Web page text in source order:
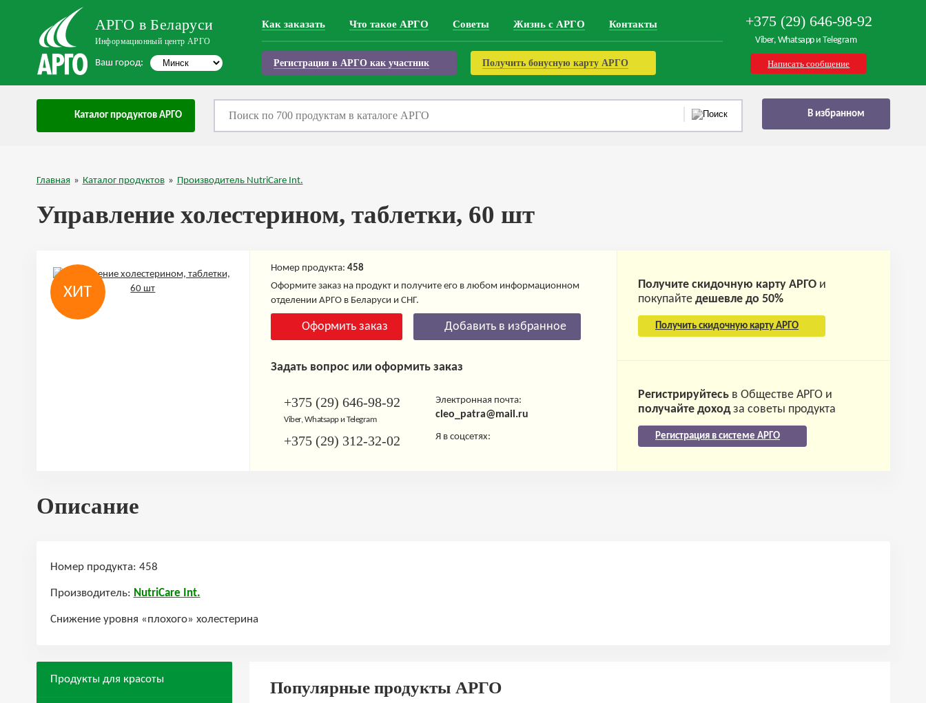
АРГО в Беларуси
Информационный центр АРГО
Ваш город:
Как заказать Что такое АРГО Советы Жизнь с АРГО Контакты
Регистрация в АРГО как участник Получить бонусную карту АРГО
+375 (29) 646-98-92
Viber, Whatsapp и Telegram
Написать сообщение
Каталог продуктов АРГО В избранном
Главная » Каталог продуктов » Производитель NutriCare Int.
Управление холестерином, таблетки, 60 шт
ХИТ
Номер продукта:458
Оформите заказ на продукт и получите его в любом информационном
отделении АРГО в Беларуси и СНГ.
Оформить заказ Добавить в избранное
Задать вопрос или оформить заказ
+375 (29) 646-98-92
Viber, Whatsapp и Telegram
+375 (29) 312-32-02
Электронная почта:
cleo_patra@mail.ru
Я в соцсетях:
Получите скидочную карту АРГО и
покупайтедешевле до 50%
Получить скидочную карту АРГО
Регистрируйтесь в Обществе АРГО и
получайте доходза советы продукта
Регистрация в системе АРГО
Описание
Номер продукта: 458
Производитель: NutriCare Int.
Снижение уровня «плохого» холестерина
Продукты для красоты Популярные продукты АРГО